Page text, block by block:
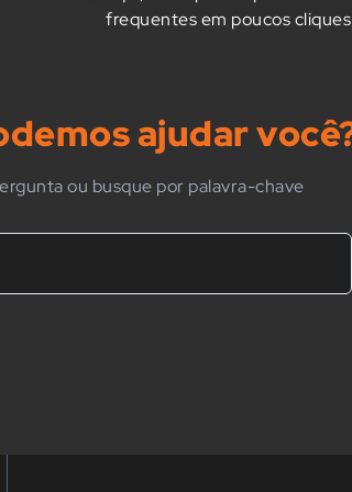
frequentes em poucos
ajudar
ou busque por palavra-chave